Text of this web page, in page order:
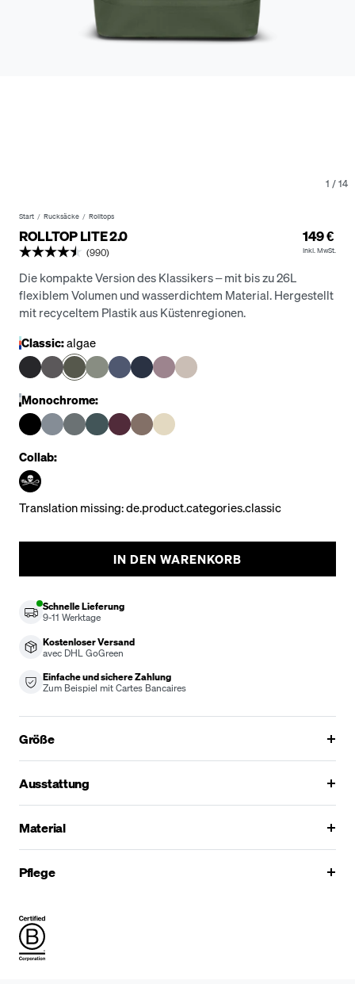
1 /14
Start Rucksäcke Rolltops
ROLLTOP LITE 2.0
(990)
149 €
Inkl. MwSt.
Die kompakte Version des Klassikers – mit bis zu 26L
flexiblem Volumen und wasserdichtem Material. Hergestellt
mit recyceltem Plastik aus Küstenregionen.
Classic:algae
Monochrome:
Collab:
Translation missing: de.product.categories.classic
IN DEN WARENKORB
Schnelle Lieferung
9-11 Werktage
Kostenloser Versand
avec DHL GoGreen
Einfache und sichere Zahlung
Zum Beispiel mit Cartes Bancaires
Größe
Ausstattung
Material
Pflege